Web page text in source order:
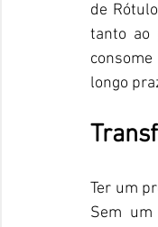
de
tanto ao
longo
Ter um
Sem